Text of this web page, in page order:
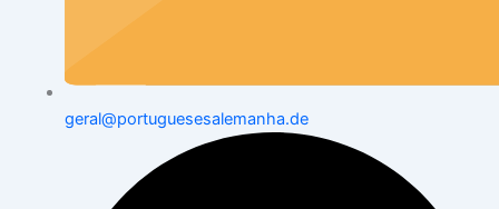
geral@portuguesesalemanha.de